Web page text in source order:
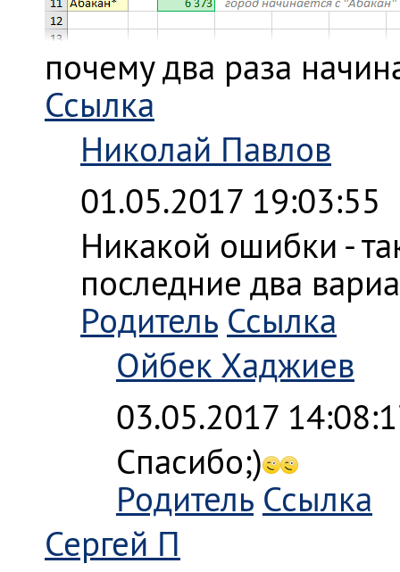
почему два раза
Ссылка
Николай Павлов
01.05.2017 19:03:55
Никакой ошибки -
последние два
Родитель Ссылка
Ойбек Хаджиев
03.05.2017
Спасибо;)
Родитель Ссылка
Сергей П